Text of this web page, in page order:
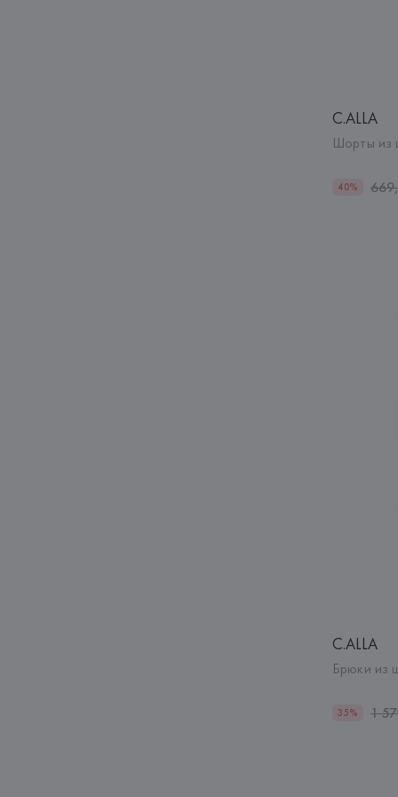
C.ALLA
Шорты из
40%
C.ALLA
Брюки из
35% 1